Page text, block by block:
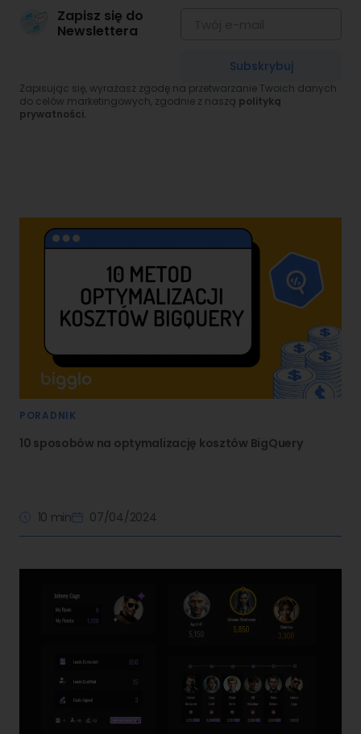
Zapisz się do
Newslettera
Subskrybuj
Zapisując się, wyrażasz zgodę na przetwarzanie Twoich danych
do celów marketingowych, zgodnie z naszą polityką
prywatności.
PORADNIK
10 sposobów na optymalizację kosztów BigQuery
10 min 07/04/2024